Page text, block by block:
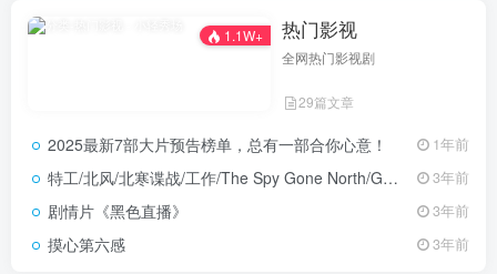
1.1W+ 热门影视
全网热门影视剧
29篇文章
2025最新7部大片预告榜单，总有一部合你心意！ 1年前
特工/北风/北寒谍战/工作/The Spy Gone North/Gongjak 3年前
剧情片《黑色直播》 3年前
摸心第六感 3年前